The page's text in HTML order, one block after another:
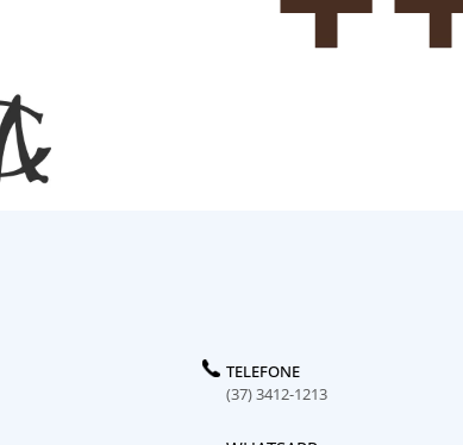
TELEFONE
(37) 3412-1213